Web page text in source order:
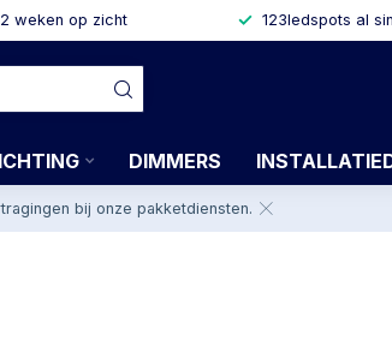
2 weken op zicht 123ledspots al
DIMMERS
bij onze pakketdiensten.